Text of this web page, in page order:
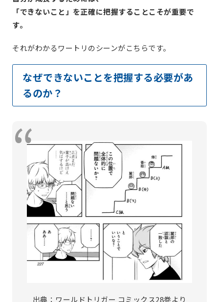
「できないこと」を正確に把握することこそが重要で
す。
それがわかるワートリのシーンがこちらです。
なぜできないことを把握する必要があ
るのか？
出典：ワールドトリガー コミックス28巻より